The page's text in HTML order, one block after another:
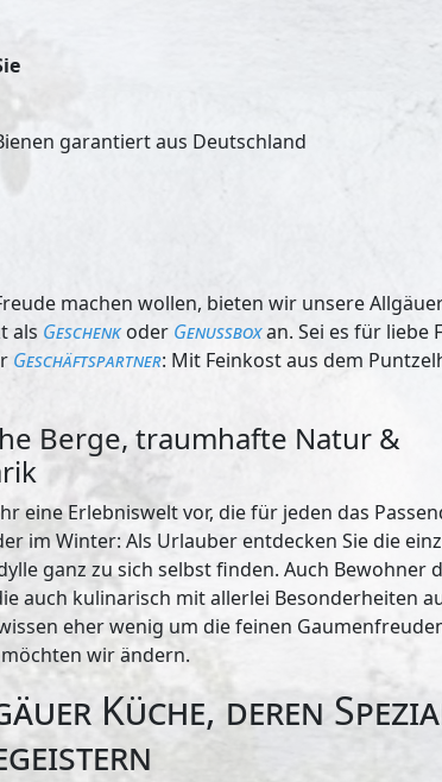
garantiert aus Deutschland
machen wollen, bieten wir unsere
als Geschenkoder Genussboxan. Sei es für liebe
Geschäftspartner: Mit Feinkost aus dem
Berge, traumhafte Natur &
eine Erlebniswelt vor, die für jeden das
im Winter: Als Urlauber entdecken Sie die
ganz zu sich selbst finden. Auch Bewohner
auch kulinarisch mit allerlei Besonderheiten
eher wenig um die feinen
wir ändern.
Küche, deren